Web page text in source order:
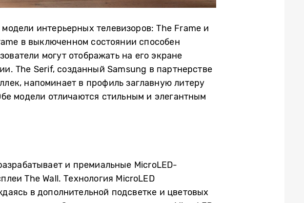
интерьерных телевизоров: The Frame и
в выключенном состоянии способен
могут отображать на его экране
The Serif, созданный Samsung в партнерстве
напоминает в профиль заглавную литеру
модели отличаются стильным и элегантным
и премиальные MicroLED-
The Wall. Технология MicroLED
в дополнительной подсветке и цветовых